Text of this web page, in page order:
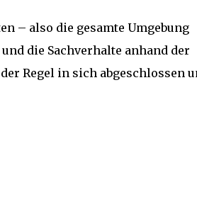
– also die gesamte Umgebung
die Sachverhalte anhand der
Regel in sich abgeschlossen